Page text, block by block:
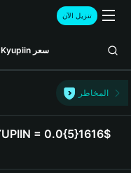
تنزيل الآن
Kyupiin سعر
المخاطر